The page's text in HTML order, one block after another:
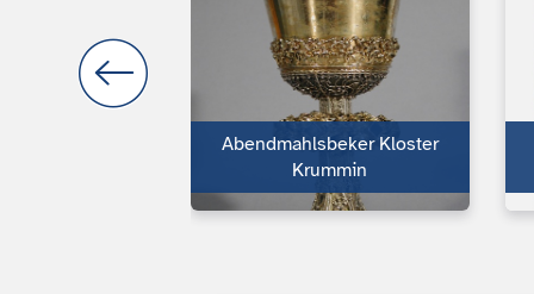
Abendmahlsbeker Kloster
Krummin